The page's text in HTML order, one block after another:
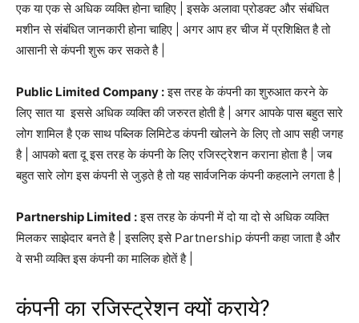
एक या एक से अधिक व्यक्ति होना चाहिए | इसके अलावा प्रोडक्ट और संबंधित
मशीन से संबंधित जानकारी होना चाहिए | अगर आप हर चीज में प्रशिक्षित है तो
आसानी से कंपनी शुरू कर सकते है |
Public Limited Company :इस तरह के कंपनी का शुरुआत करने के
लिए सात या इससे अधिक व्यक्ति की जरुरत होती है | अगर आपके पास बहुत सारे
लोग शामिल है एक साथ पब्लिक लिमिटेड कंपनी खोलने के लिए तो आप सही जगह
है | आपको बता दू इस तरह के कंपनी के लिए रजिस्ट्रेशन कराना होता है | जब
बहुत सारे लोग इस कंपनी से जुड़ते है तो यह सार्वजनिक कंपनी कहलाने लगता है |
Partnership Limited :इस तरह के कंपनी में दो या दो से अधिक व्यक्ति
मिलकर साझेदार बनते है | इसलिए इसे Partnership कंपनी कहा जाता है और
वे सभी व्यक्ति इस कंपनी का मालिक होतें है |
कंपनी का रजिस्ट्रेशन क्यों कराये?